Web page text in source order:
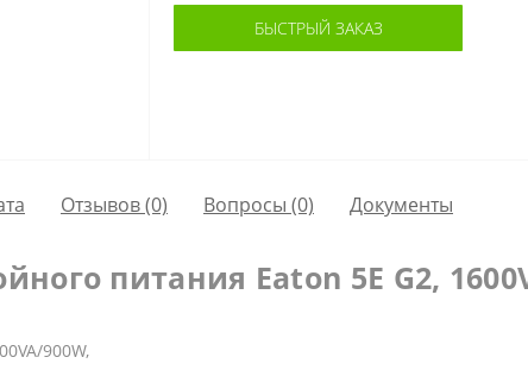
БЫСТРЫЙ ЗАКАЗ
Отзывов (0) Вопросы (0) Документы
питания Eaton 5E G2,
900W,